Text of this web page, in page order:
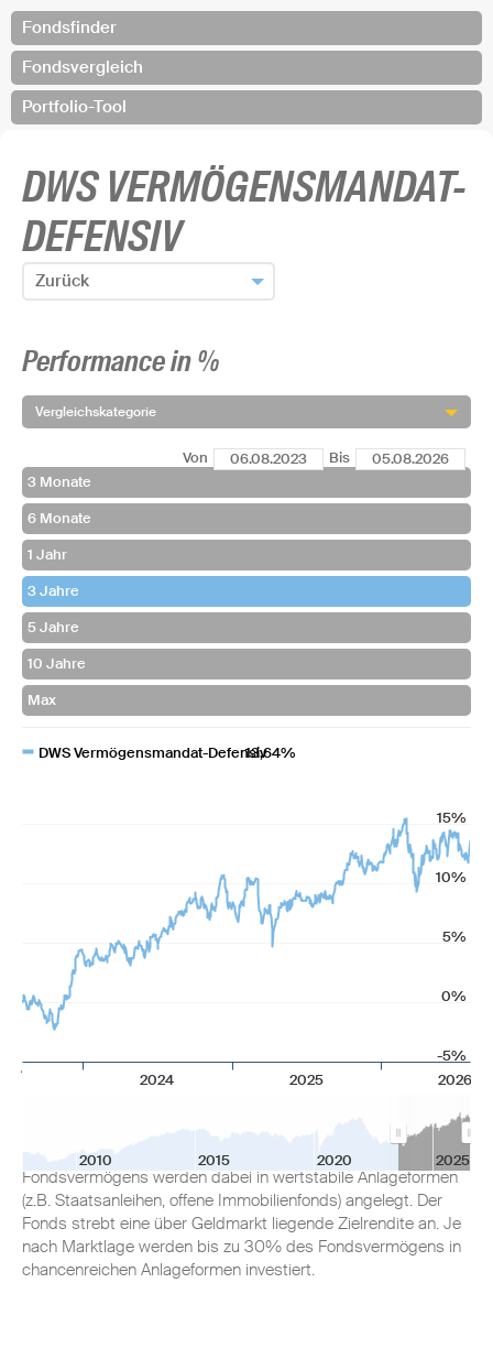
Fondsfinder
Fondsvergleich
Portfolio-Tool
DWS VERMÖGENSMANDAT-
DEFENSIV
Zurück
Fonds hinzufügen und zurück
Performance in %
Vergleichskategorie
Von Bis
DWS Vermögensmandat-Defensiv13,64%
2024 2025 2026
-5%
0%
5%
10%
15%
2010 2015 2020 2025
Anlageziel
überwiegend europäischer Basis. Mindestens 70% des
Fondsvermögens werden dabei in wertstabile Anlageformen
(z.B. Staatsanleihen, offene Immobilienfonds) angelegt. Der
Fonds strebt eine über Geldmarkt liegende Zielrendite an. Je
nach Marktlage werden bis zu 30% des Fondsvermögens in
chancenreichen Anlageformen investiert.